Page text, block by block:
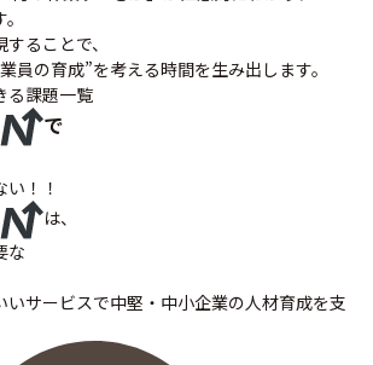
ることで、
員の育成”を考える時間を生み出します。
る課題一覧
で
！！
は、
な
いサービスで中堅・中小企業の人材育成を支